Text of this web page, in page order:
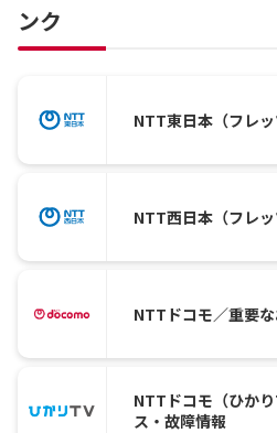
ンク
NTT東日本（フレ
NTT西日本（フレ
NTTドコモ／重要
NTTドコモ（ひか
ス・故障情報